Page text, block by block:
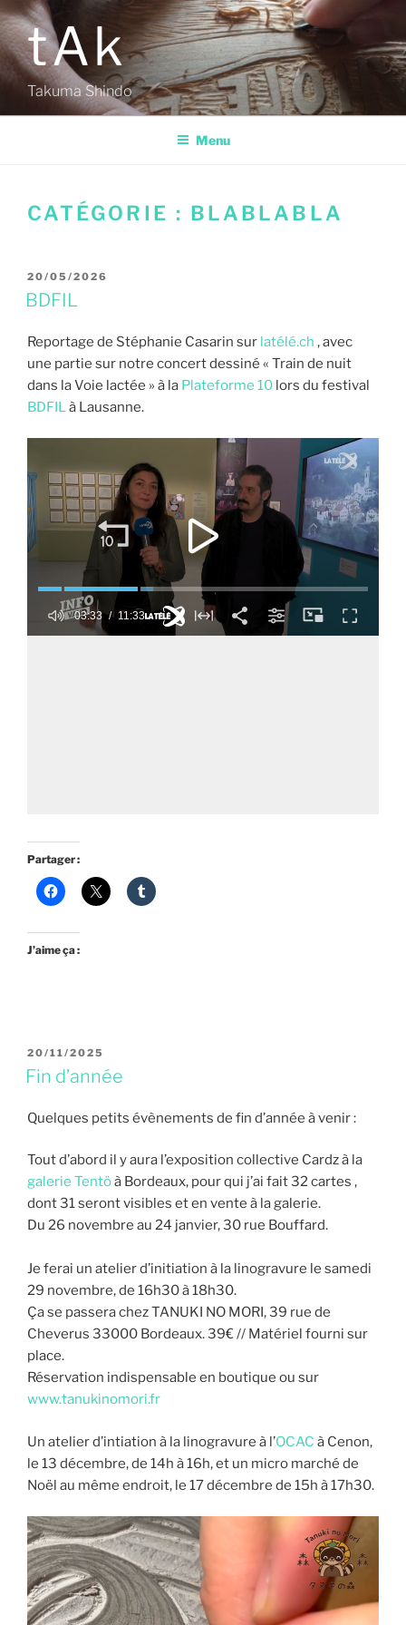
Aller
au
contenu
principaltAk
Takuma Shindo
Menu
CATÉGORIE : BLABLABLA
PUBLIÉ
LE
20/05/2026
BDFIL
Reportage de Stéphanie Casarin sur latélé.ch , avec
une partie sur notre concert dessiné « Train de nuit
dans la Voie lactée » à la Plateforme 10 lors du festival
BDFILà Lausanne.
Partager :
J’aime ça :
PUBLIÉ
LE
20/11/2025
Fin d’année
Quelques petits évènements de fin d’année à venir :
Tout d’abord il y aura l’exposition collective Cardz à la
galerie Tentöà Bordeaux, pour qui j’ai fait 32 cartes ,
dont 31 seront visibles et en vente à la galerie.
Du 26 novembre au 24 janvier, 30 rue Bouffard.
Je ferai un atelier d’initiation à la linogravure le samedi
29 novembre, de 16h30 à 18h30.
Ça se passera chez TANUKI NO MORI, 39 rue de
Cheverus 33000 Bordeaux. 39€ // Matériel fourni sur
place.
Réservation indispensable en boutique ou sur
www.tanukinomori.fr
Un atelier d’intiation à la linogravure à l’OCAC à Cenon,
le 13 décembre, de 14h à 16h, et un micro marché de
Noël au même endroit, le 17 décembre de 15h à 17h30.